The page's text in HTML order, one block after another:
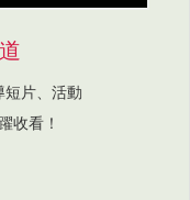
短片、活動
收看！